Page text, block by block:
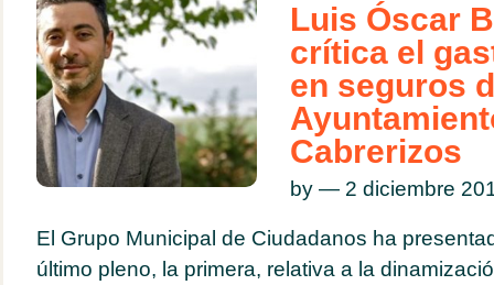
Luis Óscar
crítica el
en seguros
Cabrerizos
by — 2 diciembre
El Grupo Municipal de Ciudadanos ha
último pleno, la primera, relativa a la